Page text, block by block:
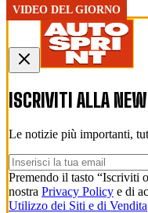
GP AUSTRIA
GP AUSTRIA
GP AUSTRIA
GP AUSTRIA
GP AUSTRIA
GP AUSTRIA
VIDEO DEL GIORNO
ISCRIVITI ALLA
Le notizie più importanti,
Premendo il tasto “Iscriviti
nostra Privacy Policy e di
Utilizzo dei Siti e di Vendita